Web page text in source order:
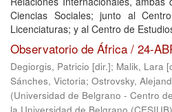
Ciencias Sociales; junto al
Licenciaturas; y al Centro de
Observatorio de África / 24-
Degiorgis, Patricio [dir.]; Malik, Lara
Sánches, Victoria; Ostrovsky,
(Universidad de Belgrano - Centro